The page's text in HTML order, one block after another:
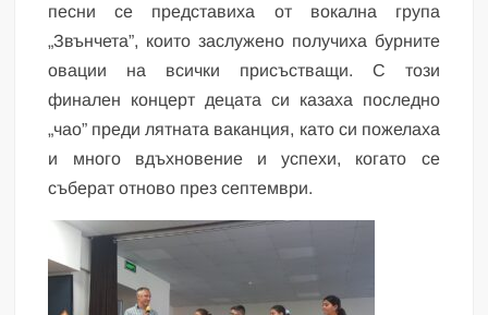
песни се представиха от вокална група
„Звънчета”, които заслужено получиха бурните
овации на всички присъстващи. С този
финален концерт децата си казаха последно
„чао” преди лятната ваканция, като си пожелаха
и много вдъхновение и успехи, когато се
съберат отново през септември.